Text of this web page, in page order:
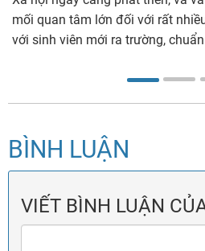
Cách viết hồ sơ xin việc gây ấn
dụng
mối quan tâm lớn đối với rất
trường làm việc mới. Thế nhưng,
xin việc thì làm sao để bạn được
việc mơ ước trong tương lai nhé.